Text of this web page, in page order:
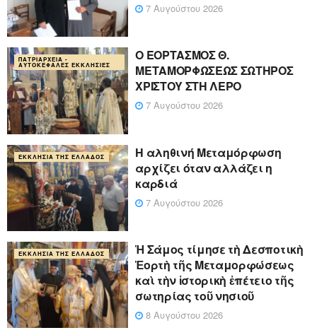
7 Αυγούστου 2026
ΠΑΤΡΙΑΡΧΕΊΑ -
ΑΥΤΟΚΈΦΑΛΕΣ ΕΚΚΛΗΣΊΕΣ
Ο ΕΟΡΤΑΣΜΟΣ Θ.
ΜΕΤΑΜΟΡΦΩΣΕΩΣ ΣΩΤΗΡΟΣ
ΧΡΙΣΤΟΥ ΣΤΗ ΛΕΡΟ
7 Αυγούστου 2026
ΕΚΚΛΗΣΊΑ ΤΗΣ ΕΛΛΆΔΟΣ
Η αληθινή Μεταμόρφωση
αρχίζει όταν αλλάζει η
καρδιά
7 Αυγούστου 2026
ΕΚΚΛΗΣΊΑ ΤΗΣ ΕΛΛΆΔΟΣ
Ἡ Σάμος τίμησε τὴ Δεσποτικὴ
Ἑορτὴ τῆς Μεταμορφώσεως
καὶ τὴν ἱστορικὴ ἐπέτειο τῆς
σωτηρίας τοῦ νησιοῦ
8 Αυγούστου 2026